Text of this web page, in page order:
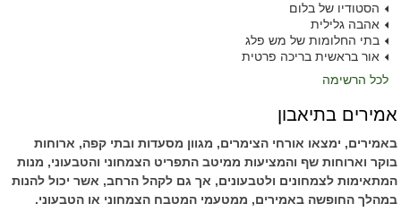
הסטודיו של בלום
אהבה גלילית
בתי החלומות של מש פלג
אור בראשית בריכה פרטית
לכל הרשימה
אמירים בתיאבון
באמירים, ימצאו אורחי הצימרים, מגוון מסעדות ובתי קפה, ארוחות
בוקר וארוחות שף והמציעות ממיטב התפריט הצמחוני והטבעוני, מנות
המתאימות לצמחונים ולטבעונים, אך גם לקהל הרחב, אשר יכול להנות
במהלך החופשה באמירים, ממטעמי המטבח הצמחוני או הטבעוני.